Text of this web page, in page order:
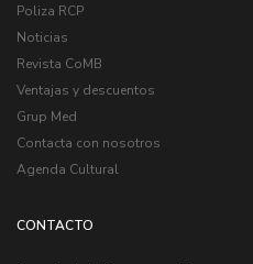
Poliza RCP
Noticias
Revista CoMB
Ventajas y descuentos
Grup Med
Contacta con nosotros
Agenda Cultural
CONTACTO